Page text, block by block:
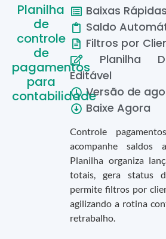
Planilha
de
controle
de
pagamentos
para
contabilidade
Baixas Rápidas
Saldo
Filtros por
Planilha
Editável
Versão de
Baixe Agora
Controle
acompanhe saldos
Planilha organiza
totais, gera status
permite filtros por
agilizando a rotina
retrabalho.